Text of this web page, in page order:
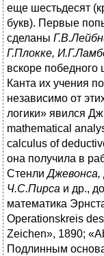
еще шестьдесят
букв). Первые
сделаны
Г.Плокке,
вскоре победного
Канта их учения
независимо от
логики» явился
mathematical
calculus of
она получила в
СтенлиДжевонса,
Ч.С.Пирса и др.,
математика
Operationskreis
Zeichen», 1890;
Подлинным